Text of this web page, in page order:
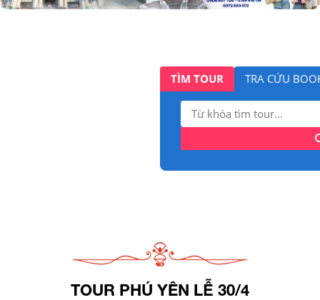
TÌM TOUR TRA CỨU
Tìm
kiếm:
TOUR PHÚ YÊN LỄ 30/4